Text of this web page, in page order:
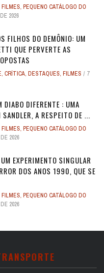
FILMES, PEQUENO CATÁLOGO DO
2026
FILHOS DO DEMÔNIO: UM
QUE PERVERTE AS
, CRÍTICA, DESTAQUES, FILMES
7
DIFERENTE : UMA
SANDLER, A RESPEITO DE ...
FILMES, PEQUENO CATÁLOGO DO
2026
EXPERIMENTO SINGULAR
DOS ANOS 1990, QUE SE
FILMES, PEQUENO CATÁLOGO DO
2026